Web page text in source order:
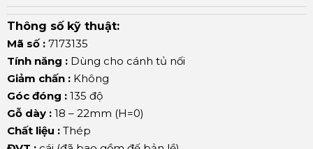
Thông số kỹ thuật:
Mã số : 7173135
Tính năng : Dùng cho cánh tủ nối
Giảm chấn : Không
Góc đóng : 135 độ
Gỗ dày : 18 – 22mm (H=0)
Chất liệu : Thép